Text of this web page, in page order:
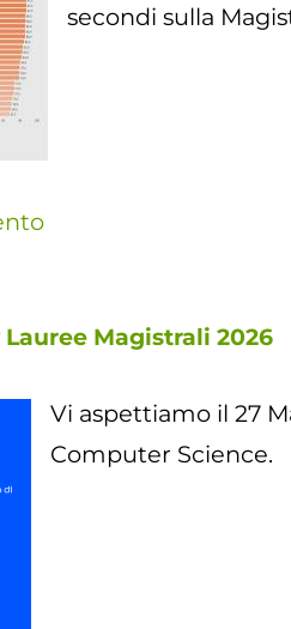
secondi sulla
Lauree Magistrali 2026
Vi aspettiamo il 27
Computer Science.